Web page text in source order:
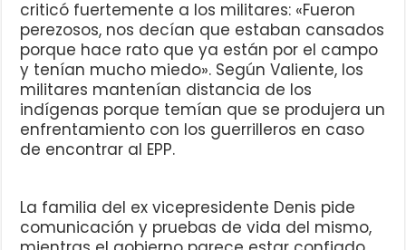
criticó fuertemente a los militares: «Fueron
perezosos, nos decían que estaban cansados
porque hace rato que ya están por el campo
y tenían mucho miedo». Según Valiente, los
militares mantenían distancia de los
indígenas porque temían que se produjera un
enfrentamiento con los guerrilleros en caso
de encontrar al EPP.
La familia del ex vicepresidente Denis pide
comunicación y pruebas de vida del mismo,